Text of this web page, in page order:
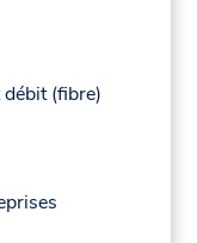
(fibre)